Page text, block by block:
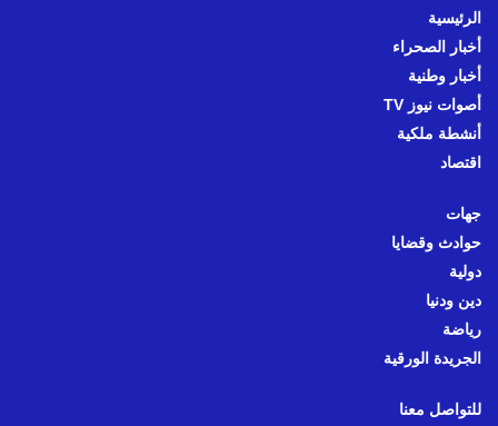
الرئيسية
أخبار الصحراء
أخبار وطنية
أصوات نيوز TV
أنشطة ملكية
اقتصاد
جهات
حوادث وقضايا
دولية
دين ودنيا
رياضة
الجريدة الورقية
للتواصل معنا